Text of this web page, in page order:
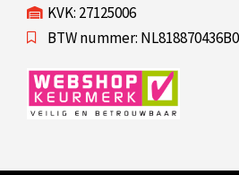
KVK: 27125006
BTW nummer: